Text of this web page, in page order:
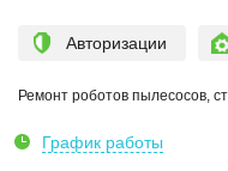
Авторизации
Ремонт роботов пылесосов,
График работы